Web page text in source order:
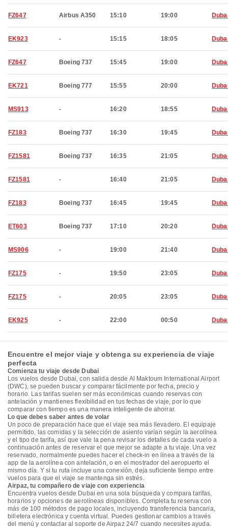
FZ647 Airbus A350 15:10 19:00
EK923 - 15:15 18:05
FZ647 Boeing 737 15:45 19:00
EK721 Boeing 777 15:55 20:00
MS913 - 16:20 18:55
FZ183 Boeing 737 16:30 19:45
FZ1581 Boeing 737 16:35 21:05
FZ1581 - 16:40 21:05
FZ183 Boeing 737 16:45 19:45
ET603 Boeing 737 17:10 20:20
MS906 - 19:00 21:40
FZ175 - 19:50 23:05
FZ175 - 20:05 23:05
EK925 - 22:00 00:50
Encuentre el mejor viaje y obtenga su experiencia de viaje
perfecta
Comienza tu viaje desde Dubai
Los vuelos desde Dubai, con salida desde Al Maktoum International Airport
(DWC), se pueden buscar y comparar fácilmente por fecha, precio y
horario. Las tarifas suelen ser más económicas cuando reservas con
antelación y mantienes flexibilidad en tus fechas de viaje, por lo que
comparar con tiempo es una manera inteligente de ahorrar.
Lo que debes saber antes de volar
Un poco de preparación hace que el viaje sea más llevadero. El equipaje
permitido, las comidas y la selección de asiento varían según la aerolínea
y el tipo de tarifa, así que vale la pena revisar los detalles de cada vuelo a
continuación antes de reservar el que mejor se adapte a tu viaje. Una vez
reservado, normalmente puedes hacer el check-in en línea a través de la
app de la aerolínea con antelación, o en el mostrador del aeropuerto el
mismo día. Y si tu ruta incluye una conexión, deja suficiente tiempo entre
vuelos para que el viaje se mantenga sin estrés.
Airpaz, tu compañero de viaje con experiencia
Encuentra vuelos desde Dubai en una sola búsqueda y compara tarifas,
horarios y opciones de aerolíneas disponibles. Completa tu reserva con
más de 100 métodos de pago locales, incluyendo transferencia bancaria,
billetera electrónica y cuenta virtual. Puedes gestionar cambios a través
del menú y contactar al soporte de Airpaz 24/7 cuando necesites ayuda.